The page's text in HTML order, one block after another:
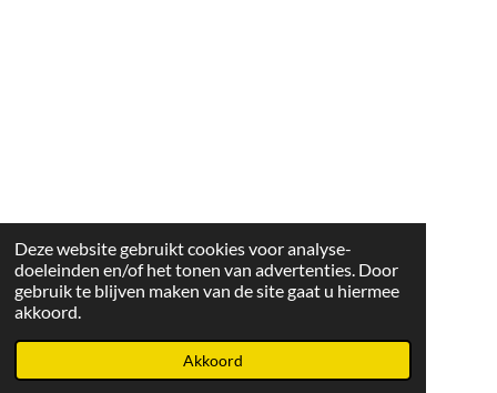
Deze website gebruikt cookies voor analyse-
doeleinden en/of het tonen van advertenties. Door
gebruik te blijven maken van de site gaat u hiermee
akkoord.
Akkoord